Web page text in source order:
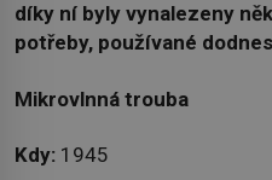
díky ní byly vynalezeny
potřeby, používané
Mikrovlnná trouba
Kdy: 1945